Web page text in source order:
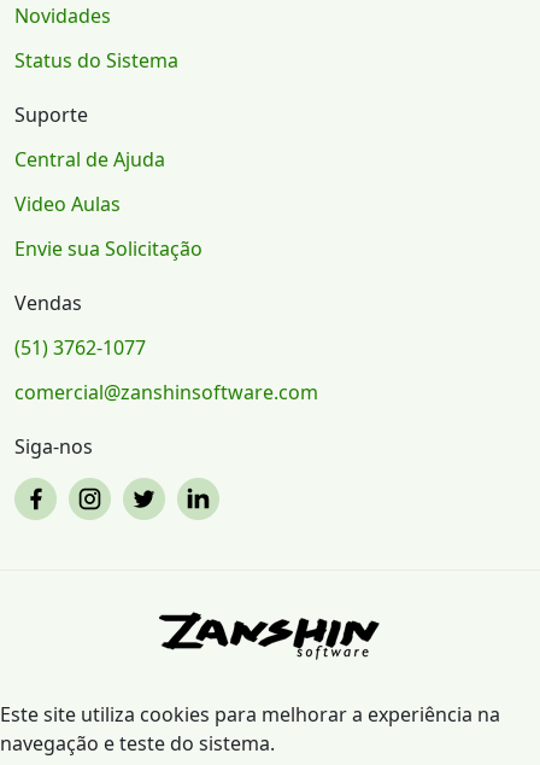
Novidades
Status do Sistema
Suporte
Central de Ajuda
Video Aulas
Envie sua Solicitação
Vendas
(51) 3762-1077
comercial@zanshinsoftware.com
Siga-nos
Este site utiliza cookies para melhorar a experiência na
navegação e teste do sistema.